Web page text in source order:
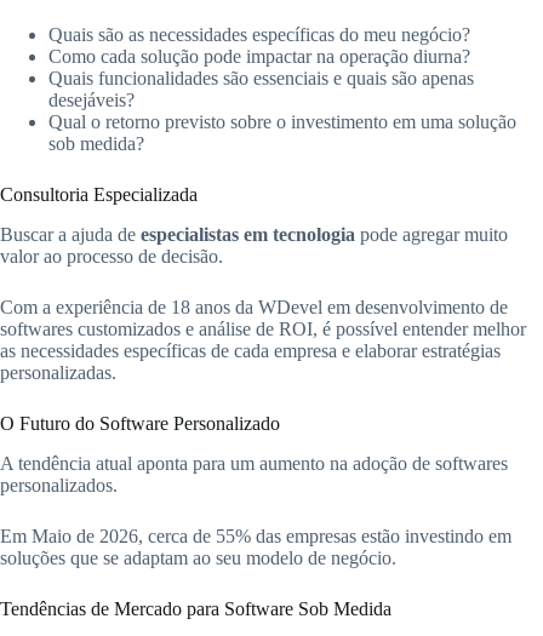
Quais são as necessidades específicas do meu negócio?
Como cada solução pode impactar na operação diurna?
Quais funcionalidades são essenciais e quais são apenas
desejáveis?
Qual o retorno previsto sobre o investimento em uma solução
sob medida?
Consultoria Especializada
Buscar a ajuda de especialistas em tecnologia pode agregar muito
valor ao processo de decisão.
Com a experiência de 18 anos da WDevel em desenvolvimento de
softwares customizados e análise de ROI, é possível entender melhor
as necessidades específicas de cada empresa e elaborar estratégias
personalizadas.
O Futuro do Software Personalizado
A tendência atual aponta para um aumento na adoção de softwares
personalizados.
Em Maio de 2026, cerca de 55% das empresas estão investindo em
soluções que se adaptam ao seu modelo de negócio.
Tendências de Mercado para Software Sob Medida